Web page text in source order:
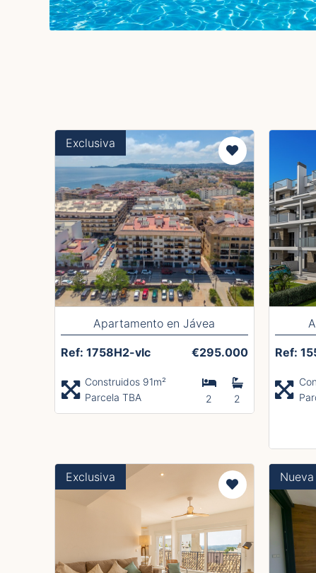
Exclusiva
Apartamento en Jávea
Ref: 1758H2-vlc €295.000
Construidos 91m²
Parcela TBA
2 2
Ref:
Exclusiva